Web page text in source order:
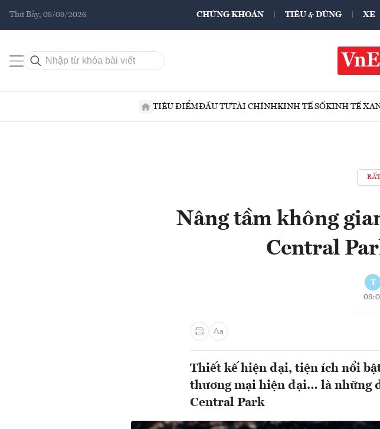
Thứ Bảy, 08/08/2026 CHỨNG KHOÁN TIÊU & DÙNG XE
TIÊU ĐIỂMĐẦU TƯTÀI CHÍNHKINH TẾ SỐKINH TẾ
Nâng tầm không
Central
T
Thiết kế hiện đại, tiện ích nổi
thương mại hiện đại… là những
Central Park